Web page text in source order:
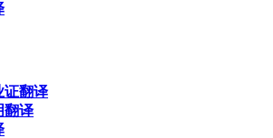
证翻译
翻译